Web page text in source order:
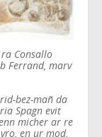
Consallo
Ferrand, marv
bez-mañ da
Spagn evit
micher ar re
en ur mod.